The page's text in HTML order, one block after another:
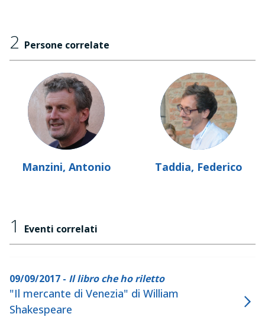
2 Persone correlate
Manzini, Antonio Taddia, Federico
1 Eventi correlati
09/09/2017 - Il libro che ho riletto
"Il mercante di Venezia" di William
Shakespeare